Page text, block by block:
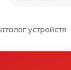
устройств